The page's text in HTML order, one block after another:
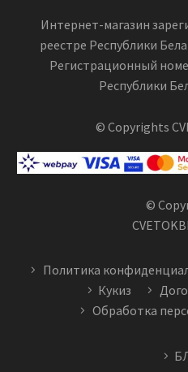
Интернет-магазин
реестре Республики
Регистрационный
Республики
© Copyrights
©
Политика
Кукиз
Обработка